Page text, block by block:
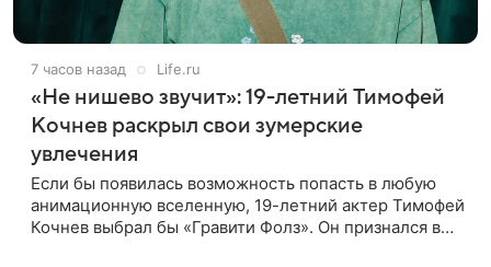
7 часов назад Life.ru
«Не нишево звучит»: 19-летний Тимофей
Кочнев раскрыл свои зумерские
увлечения
Если бы появилась возможность попасть в любую
анимационную вселенную, 19-летний актер Тимофей
Кочнев выбрал бы «Гравити Фолз». Он признался в